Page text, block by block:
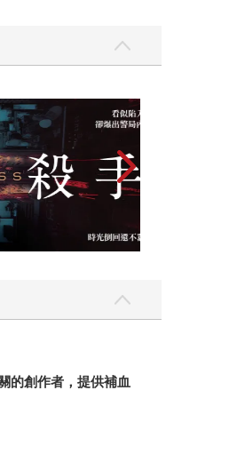
的創作者，提供補血